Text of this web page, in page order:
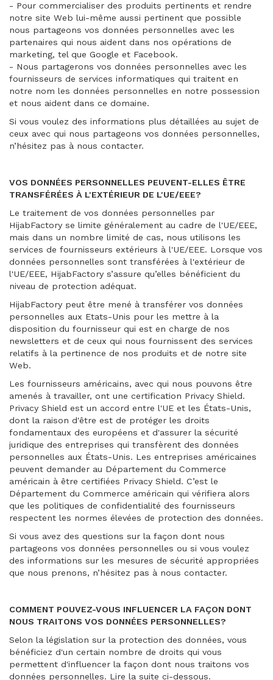
- Pour commercialiser des produits pertinents et rendre
notre site Web lui-même aussi pertinent que possible
nous partageons vos données personnelles avec les
partenaires qui nous aident dans nos opérations de
marketing, tel que Google et Facebook.
- Nous partagerons vos données personnelles avec les
fournisseurs de services informatiques qui traitent en
notre nom les données personnelles en notre possession
et nous aident dans ce domaine.
Si vous voulez des informations plus détaillées au sujet de
ceux avec qui nous partageons vos données personnelles,
n’hésitez pas à nous contacter.
VOS DONNÉES PERSONNELLES PEUVENT-ELLES ÊTRE
TRANSFÉRÉES À L'EXTÉRIEUR DE L'UE/EEE?
Le traitement de vos données personnelles par
HijabFactory se limite généralement au cadre de l'UE/EEE,
mais dans un nombre limité de cas, nous utilisons les
services de fournisseurs extérieurs à l'UE/EEE. Lorsque vos
données personnelles sont transférées à l'extérieur de
l'UE/EEE, HijabFactory s’assure qu’elles bénéficient du
niveau de protection adéquat.
HijabFactory peut être mené à transférer vos données
personnelles aux Etats-Unis pour les mettre à la
disposition du fournisseur qui est en charge de nos
newsletters et de ceux qui nous fournissent des services
relatifs à la pertinence de nos produits et de notre site
Web.
Les fournisseurs américains, avec qui nous pouvons être
amenés à travailler, ont une certification Privacy Shield.
Privacy Shield est un accord entre l'UE et les États-Unis,
dont la raison d'être est de protéger les droits
fondamentaux des européens et d'assurer la sécurité
juridique des entreprises qui transfèrent des données
personnelles aux États-Unis. Les entreprises américaines
peuvent demander au Département du Commerce
américain à être certifiées Privacy Shield. C’est le
Département du Commerce américain qui vérifiera alors
que les politiques de confidentialité des fournisseurs
respectent les normes élevées de protection des données.
Si vous avez des questions sur la façon dont nous
partageons vos données personnelles ou si vous voulez
des informations sur les mesures de sécurité appropriées
que nous prenons, n’hésitez pas à nous contacter.
COMMENT POUVEZ-VOUS INFLUENCER LA FAÇON DONT
NOUS TRAITONS VOS DONNÉES PERSONNELLES?
Selon la législation sur la protection des données, vous
bénéficiez d'un certain nombre de droits qui vous
permettent d'influencer la façon dont nous traitons vos
données personnelles. Lire la suite ci-dessous.